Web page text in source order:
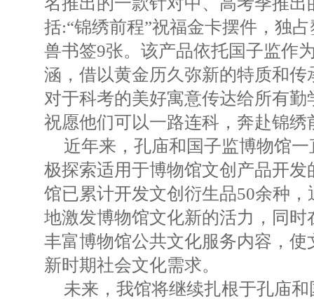
括:“锦绣前程”祝福金卡摆件，独
兽书签9张。该产品依托国子监作
涵，借以黄金历久弥新的特质和
对于科考的美好寓意传达给所有
祝愿他们可以一路连科，奔赴锦绣
近年来，孔庙和国子监博物馆
极探索适用于博物馆文创产品开
馆已累计开发文创衍生品50余种
地激发博物馆文化新的活力，同
丰富博物馆公共文化服务内容，
新时期社会文化需求。
未来，我馆将继续扎根于孔庙